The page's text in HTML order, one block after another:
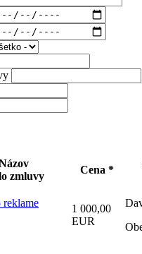
zmluvy
Cena *
reklame
1 000,00
EUR